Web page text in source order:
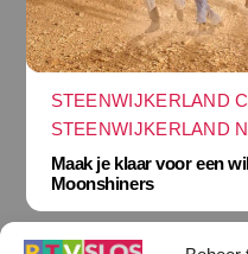
STEENWIJKERLAND
STEENWIJKERLAND
Maak je klaar voor een
Moonshiners